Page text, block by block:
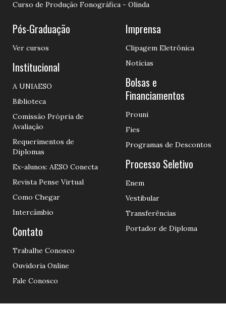
Curso de Produção Fonográfica - Olinda
Pós-Graduação
Ver cursos
Institucional
A UNIAESO
Biblioteca
Comissão Própria de
Avaliação
Requerimentos de
Diplomas
Ex-alunos: AESO Conecta
Revista Pense Virtual
Como Chegar
Intercâmbio
Contato
Trabalhe Conosco
Ouvidoria Online
Fale Conosco
Imprensa
Clipagem Eletrônica
Notícias
Bolsas e
Financiamentos
Prouni
Fies
Programas de Descontos
Processo Seletivo
Enem
Vestibular
Transferências
Portador de Diploma